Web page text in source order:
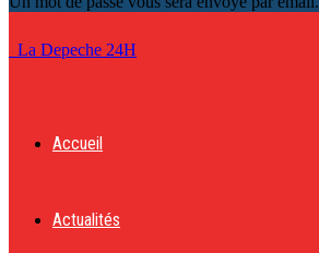
La Depeche 24H
Accueil
Actualités